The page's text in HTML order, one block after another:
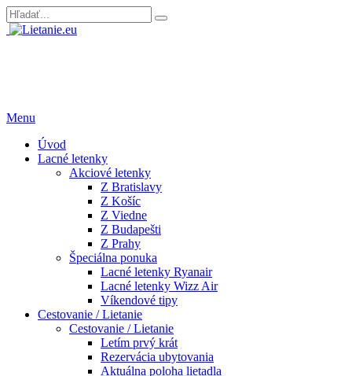
Menu
Úvod
Lacné letenky
Akciové letenky
Z Bratislavy
Z Košíc
Z Viedne
Z Budapešti
Z Prahy
Špeciálna ponuka
Lacné letenky Ryanair
Lacné letenky Wizz Air
Víkendové tipy
Cestovanie / Lietanie
Cestovanie / Lietanie
Letím prvý krát
Rezervácia ubytovania
Aktuálna poloha lietadla